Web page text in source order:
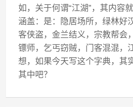
如，关于何谓“江湖”，其内容
涵盖：是：隐居场所，绿林好
客侠盗，金兰结义，宗教帮会
镖师，乞丐窃贼，门客混混
想，如果今天写这个字典，其
其中吧？